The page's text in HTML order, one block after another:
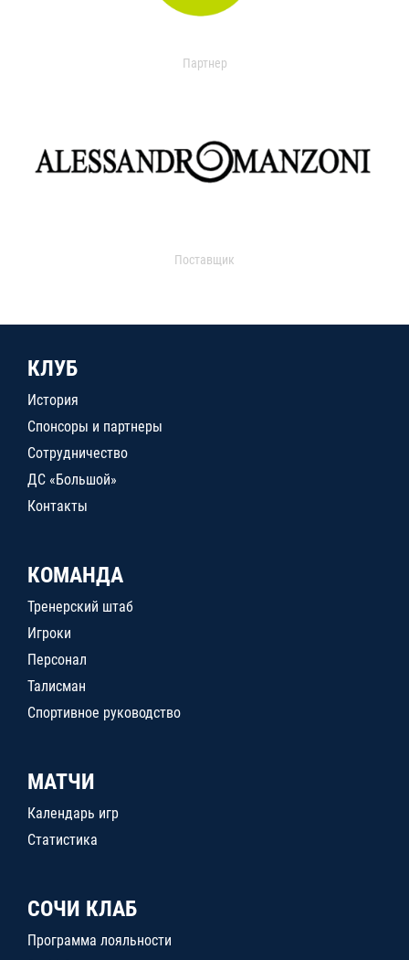
Партнер
Поставщик
КЛУБ
История
Спонсоры и партнеры
Сотрудничество
ДС «Большой»
Контакты
КОМАНДА
Тренерский штаб
Игроки
Персонал
Талисман
Спортивное руководство
МАТЧИ
Календарь игр
Статистика
СОЧИ КЛАБ
Программа лояльности